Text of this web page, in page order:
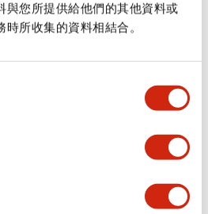
與您所提供給他們的其他資料或
所收集的資料相結合。